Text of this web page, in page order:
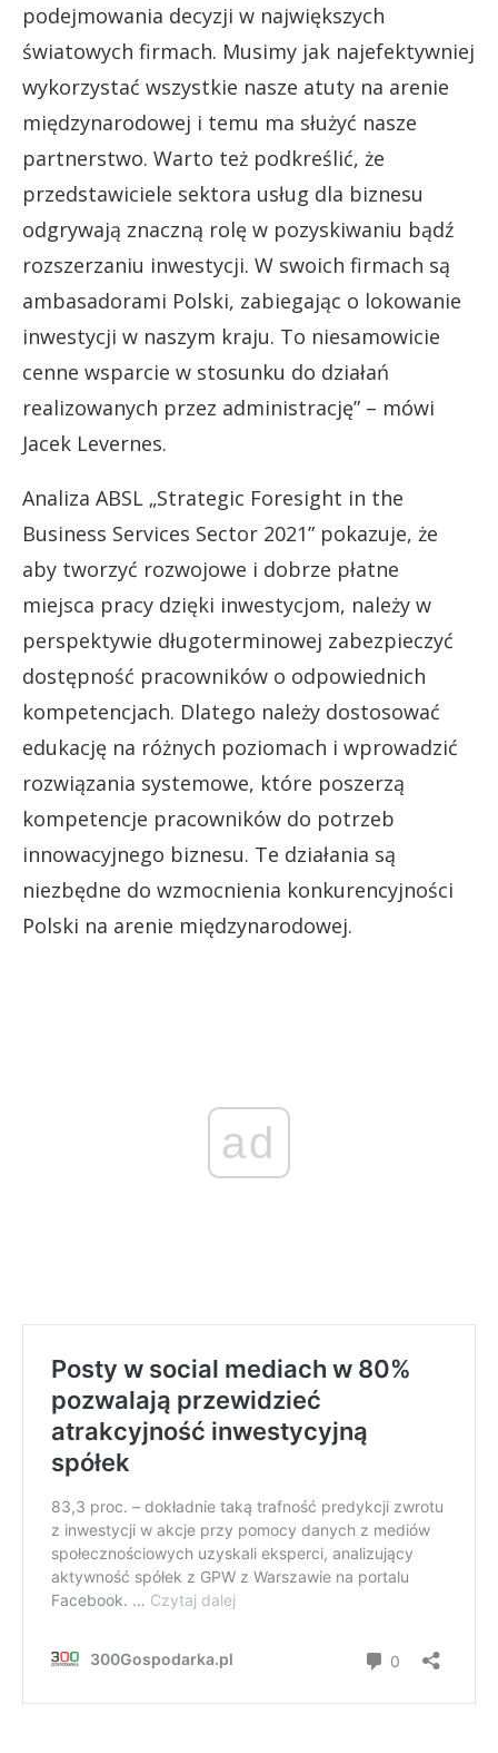
podejmowania decyzji w największych
światowych firmach. Musimy jak najefektywniej
wykorzystać wszystkie nasze atuty na arenie
międzynarodowej i temu ma służyć nasze
partnerstwo. Warto też podkreślić, że
przedstawiciele sektora usług dla biznesu
odgrywają znaczną rolę w pozyskiwaniu bądź
rozszerzaniu inwestycji. W swoich firmach są
ambasadorami Polski, zabiegając o lokowanie
inwestycji w naszym kraju. To niesamowicie
cenne wsparcie w stosunku do działań
realizowanych przez administrację” – mówi
Jacek Levernes.
Analiza ABSL „Strategic Foresight in the
Business Services Sector 2021” pokazuje, że
aby tworzyć rozwojowe i dobrze płatne
miejsca pracy dzięki inwestycjom, należy w
perspektywie długoterminowej zabezpieczyć
dostępność pracowników o odpowiednich
kompetencjach. Dlatego należy dostosować
edukację na różnych poziomach i wprowadzić
rozwiązania systemowe, które poszerzą
kompetencje pracowników do potrzeb
innowacyjnego biznesu. Te działania są
niezbędne do wzmocnienia konkurencyjności
Polski na arenie międzynarodowej.
ad